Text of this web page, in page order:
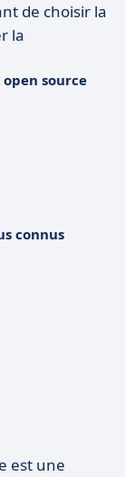
de choisir la
la
source
connus
est une